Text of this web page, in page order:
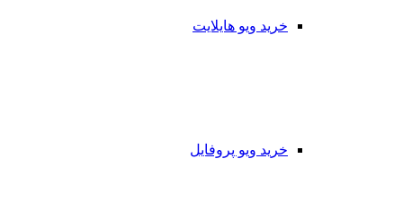
خرید ویو هایلایت
خرید ویو پروفایل